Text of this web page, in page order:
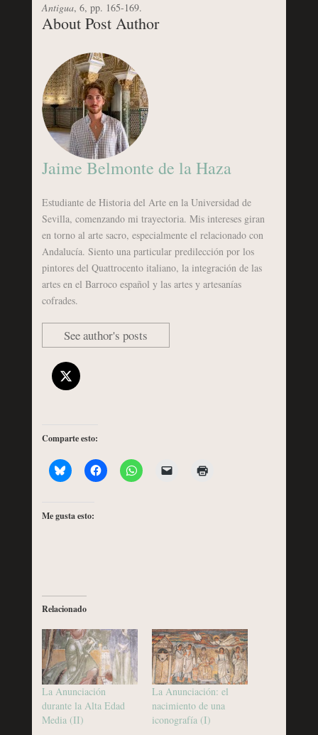
Antigua, 6, pp. 165-169.
About Post Author
Jaime Belmonte de la Haza
Estudiante de Historia del Arte en la Universidad de
Sevilla, comenzando mi trayectoria. Mis intereses giran
en torno al arte sacro, especialmente el relacionado con
Andalucía. Siento una particular predilección por los
pintores del Quattrocento italiano, la integración de las
artes en el Barroco español y las artes y artesanías
cofrades.
See author's posts
Comparte esto:
Me gusta esto:
Relacionado
La Anunciación
durante la Alta Edad
Media (II)
La Anunciación: el
nacimiento de una
iconografía (I)